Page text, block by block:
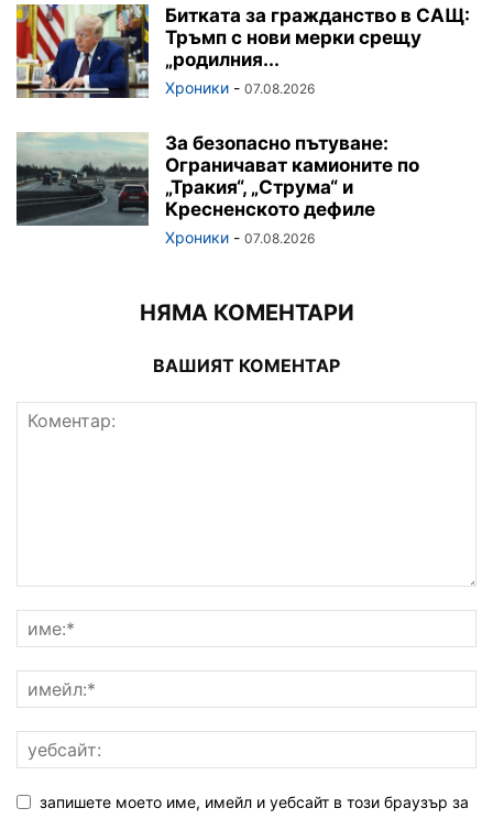
Битката за гражданство в САЩ:
Тръмп с нови мерки срещу
„родилния...
Хроники - 07.08.2026
За безопасно пътуване:
Ограничават камионите по
„Тракия“, „Струма“ и
Кресненското дефиле
Хроники - 07.08.2026
НЯМА КОМЕНТАРИ
ВАШИЯТ КОМЕНТАР
запишете моето име, имейл и уебсайт в този браузър за